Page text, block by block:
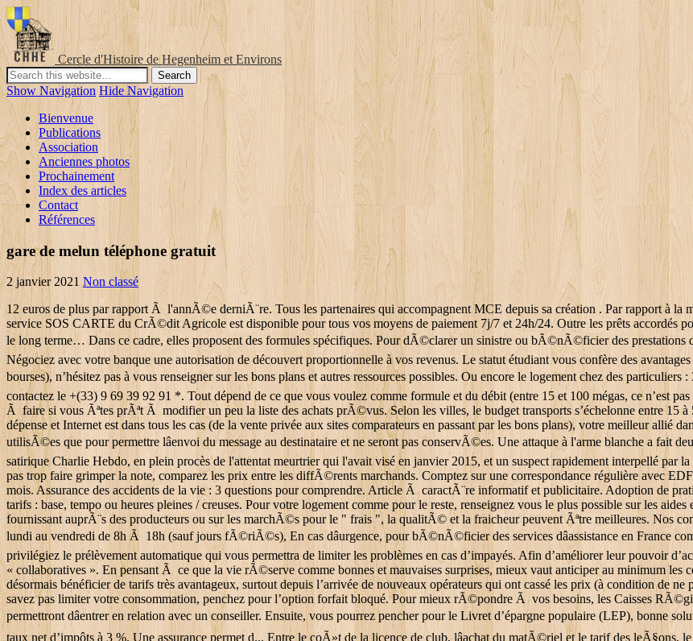
Cercle d'Histoire de Hegenheim et Environs
Show Navigation Hide Navigation
Bienvenue
Publications
Association
Anciennes photos
Prochainement
Index des articles
Contact
Références
gare de melun téléphone gratuit
2 janvier 2021 Non classé
12 euros de plus par rapport Ã l'annÃ©e derniÃ¨re. Tous les partenaires qui accompagnent MCE depuis sa création . Par rapport à la moyenne nationale, notez que les jeunes dépensent beaucoup moins. Le service SOS CARTE du CrÃ©dit Agricole est disponible pour tous vos moyens de paiement 7j/7 et 24h/24. Outre les prêts accordés pour vos études, les banques font les yeux doux aux étudiants, capitalisant sur le long terme… Dans ce cadre, elles proposent des formules spécifiques. Pour dÃ©clarer un sinistre ou bÃ©nÃ©ficier des prestations dâassistance, nos spÃ©cialistes sont Ã votre Ã©coute 7j/7 et 24h/24. Négociez avec votre banque une autorisation de découvert proportionnelle à vos revenus. Le statut étudiant vous confère des avantages (réductions diverses, transport, sorties, mais aussi diverses aides et bourses), n’hésitez pas à vous renseigner sur les bons plans et autres ressources possibles. Ou encore le logement chez des particuliers : 37% ont l’usage d’au moins l’une d’entre elles. Depuis lâÃ©tranger, contactez le +(33) 9 69 39 92 91 *. Tout dépend de ce que vous voulez comme formule et du débit (entre 15 et 100 mégas, ce n’est pas la même utilisation). En fin de marchÃ©, il y a souvent de bonnes affaires Ã faire si vous Ãªtes prÃªt Ã modifier un peu la liste des achats prÃ©vus. Selon les villes, le budget transports s’échelonne entre 15 à 50 €. Evidemment, cette règle d’or est valable pour tous vos postes de dépense et Internet est dans tous les cas (de la vente privée aux sites comparateurs en passant par les bons plans), votre meilleur allié dans cette bataille ! Les informations recueillies sur ce formulaire ne seront utilisÃ©es que pour permettre lâenvoi du message au destinataire et ne seront pas conservÃ©es. Une attaque à l'arme blanche a fait deux blessés vendredi à Paris près des anciens locaux de l'hebdomadaire satirique Charlie Hebdo, en plein procès de l'attentat meurtrier qui l'avait visé en janvier 2015, et un suspect rapidement interpellé par la police. Et à être aussi vigilants quand ils font leurs courses. 850 € . Pour ne pas trop faire grimper la note, comparez les prix entre les diffÃ©rents marchands. Comptez sur une correspondance régulière avec EDF-GDF qui vous adressera sa note tous les 2 mois. Payez votre loyer chaque mois. Assurance des accidents de la vie : 3 questions pour comprendre. Article Ã caractÃ¨re informatif et publicitaire. Adoption de pratiques de consommation collaboratives. Vous pouvez profiter de leurs divers tarifs : base, tempo ou heures pleines / creuses. Pour votre logement comme pour le reste, renseignez vous le plus possible sur les aides et bourses publiques et privées auxquelles vous avez droit. En vous fournissant auprÃ¨s des producteurs ou sur les marchÃ©s pour le " frais ", la qualitÃ© et la fraicheur peuvent Ãªtre meilleures. Nos conseillers sont Ã votre Ã©coute pour la prise en charge de votre dossier, du lundi au vendredi de 8h Ã 18h (sauf jours fÃ©riÃ©s), En cas dâurgence, pour bÃ©nÃ©ficier des services dâassistance en France comme de lâÃ©tranger, appelez le (+33) 1 40 25 58 48 *. Là encore, privilégiez le prélèvement automatique qui vous permettra de limiter les problèmes en cas d’impayés. Afin d’améliorer leur pouvoir d’achat, les étudiants se tournent aussi vers des pratiques dites « collaboratives ». En pensant Ã ce que la vie rÃ©serve comme bonnes et mauvaises surprises, mieux vaut anticiper au minimum les coups durs. % à terminer le mois à découvert. Pour les accros, vous pouvez désormais bénéficier de tarifs très avantageux, surtout depuis l’arrivée de nouveaux opérateurs qui ont cassé les prix (à condition de ne pas casser/perdre/se faire voler son portable tous les 3 mois…) Si vous ne savez pas limiter votre consommation, penchez pour l’option forfait bloqué. Pour mieux rÃ©pondre Ã vos besoins, les Caisses RÃ©gionales mettent Ã votre disposition des moyens de contact qui vous permettront dâentrer en relation avec un conseiller. Ensuite, vous pourrez pencher pour le Livret d’épargne populaire (LEP), bonne solution si vous déclarez vos impôts indépendamment de vos parents avec un taux net d’impôts à 3 %. Une assurance permet d... Entre le coÃ»t de la licence de club, lâachat du matÃ©riel et le tarif des leÃ§ons, le prix des activitÃ©s sportives des enfants peut trÃ¨s vite grimper. Votre propriétaire sera indulgent pour les 1ers retards, puis vous recevrez une relance et une autre avec accusé de réception. Le budget mensuel moyen d’un étudiant s’échelonnera donc de 600 à plus de 1000 € par mois, soit de 8000 à 12000 € par … Internet et téléphone sont également des poids lourds dans votre budget, le portable étant souvent votre premier compagnon. En fonction de vos revenus, le budget nourriture par personne peut passer du simple au double. Vous avez subi un sinistre Auto, Habitation, Vous avez choisi la complÃ©mentaire santÃ© du. La preuve par lâimage ! Loin devant la proximité (24 %) ou la qualité (11 %). Difficile de suivre votre budget ou de prévoir les dépenses qui reviennent chaque mois. Pour tenter d'Ã©conomiser sur votre budget alimentation par personne, il y a des solutions Comme la moitiÃ© des FranÃ§ais, pensez Ã cuisiner vos restes, ou comme 88 % des personnes, prÃ©fÃ©rez les produits alimentaires en promotion. All Rights Reserved. Pour les 18-24 ans, le budget nourriture n'est Â« que Â» de 236 euros par mois. Pour faire vos courses ou aller au resto lâesprit lÃ©ger, tÃ©lÃ©chargez lâappli Ma Banque du CrÃ©dit Agricole. Vous attendiez une carte postale aux couleurs du Brésil, et vous recevez une nouvelle facture à la place ? Cette nécessaire recherche du moindre coût se fait ressentir aussi dans le choix de leur alimentation. Le site que vous visitez ne peut Ãªtre visualisÃ© que sur un navigateur moderne. 62% des étudiants se disent optimistes quant à son évolution. Depuis lâÃ©tranger, contactez le (+33) 2 35 59 42 78 *. C'est assez logique que les dÃ©penses de courses alimentaires, de restaurants ou de pauses dÃ©jeuners augmentent avec les revenus. Voici une liste des dépenses étudiantes qui vous permettra d'avoir une vision plus claire. Pour les 18-24 ans, le budget nourriture n'est « que » de 236 euros par mois. AccÃ©dez au dÃ©tail de ces produits et services en cliquant sur les liens hypertexte prÃ©vus Ã cet effet dans la prÃ©sente page Internet. Nâentreprenez aucune dÃ©marche avant dâavoir appelÃ©. Il vise à